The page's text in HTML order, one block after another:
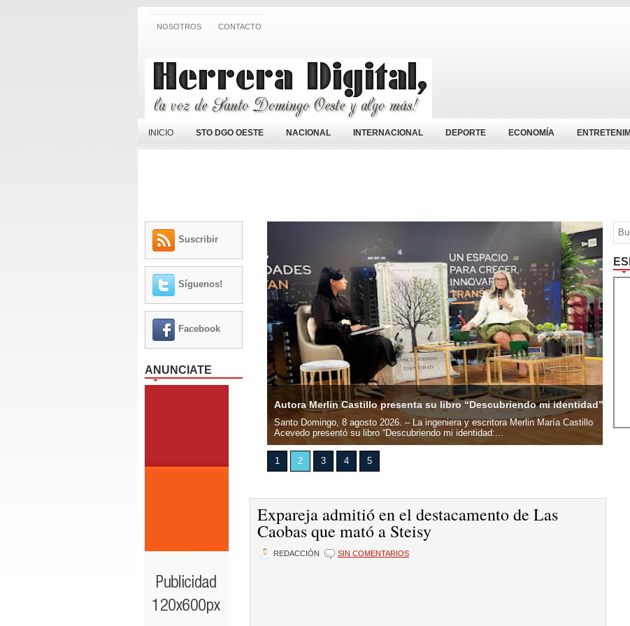
NOSOTROS CONTACTO
INICIO STO DGO OESTE NACIONAL INTERNACIONAL DEPORTE ECONOMÍA
Suscribir
Síguenos!
Facebook
ANUNCIATE
Autora Merlin Castillo presenta su libro “Descubriendo mi identidad”
Santo Domingo, 8 agosto 2026. – La ingeniera y escritora Merlin María Castillo
Acevedo presentó su libro “Descubriendo mi identidad:...
1 2 3 4 5
Expareja admitió en el destacamento de Las
Caobas que mató a Steisy
REDACCIÓN SIN COMENTARIOS